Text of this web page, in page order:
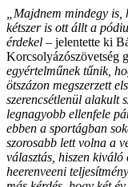
„Majdnem mindegy is,
kétszer is ott állt a
érdekel – jelentette ki
Korcsolyázószövetség
egyértelműnek tűnik,
ötszázon megszerzett
szerencsétlenül alakult
legnagyobb ellenfele
ebben a sportágban
szorosabb lett volna a
választás, hiszen kiváló
heerenveeni